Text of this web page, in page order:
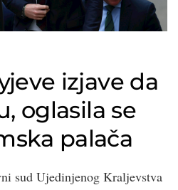
izjave da
oglasila se
palača
sud Ujedinjenog Kraljevstva